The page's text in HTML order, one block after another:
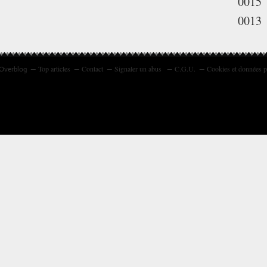
0013
Top articles Contact Signaler un abus C.G.U. Cookies et données